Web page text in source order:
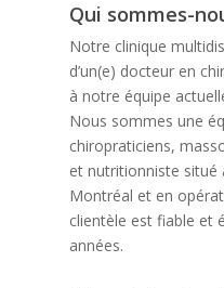
Qui sommes-
Notre clinique
d’un(e) docteur en
à notre équipe
Nous sommes une
chiropraticiens,
et nutritionniste situé
Montréal et en
clientèle est fiable et
années.